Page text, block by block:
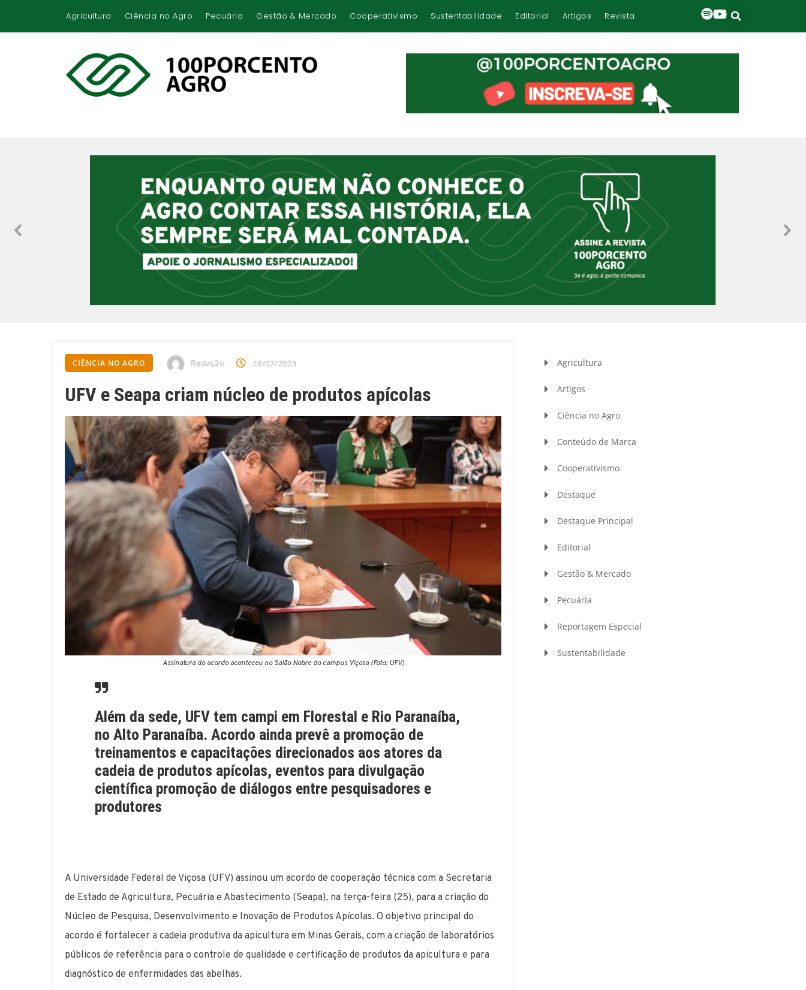
Agricultura Ciência no Agro Pecuária Gestão & Mercado Cooperativismo Sustentabilidade Editorial Artigos Revista
CIÊNCIA NO AGRO Redação 28/07/2023
UFV e Seapa criam núcleo de produtos apícolas
Assinatura do acordo aconteceu no Salão Nobre do campus Viçosa (Foto: UFV)
Além da sede, UFV tem campi em Florestal e Rio Paranaíba,
no Alto Paranaíba. Acordo ainda prevê a promoção de
treinamentos e capacitações direcionados aos atores da
cadeia de produtos apícolas, eventos para divulgação
científica promoção de diálogos entre pesquisadores e
produtores
A Universidade Federal de Viçosa (UFV) assinou um acordo de cooperação técnica com a Secretaria
de Estado de Agricultura, Pecuária e Abastecimento (Seapa), na terça-feira (25), para a criação do
Núcleo de Pesquisa, Desenvolvimento e Inovação de Produtos Apícolas. O objetivo principal do
acordo é fortalecer a cadeia produtiva da apicultura em Minas Gerais, com a criação de laboratórios
públicos de referência para o controle de qualidade e certificação de produtos da apicultura e para
diagnóstico de enfermidades das abelhas.
Agricultura
Artigos
Ciência no Agro
Conteúdo de Marca
Cooperativismo
Destaque
Destaque Principal
Editorial
Gestão & Mercado
Pecuária
Reportagem Especial
Sustentabilidade